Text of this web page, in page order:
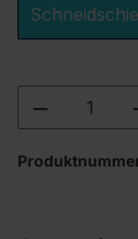
Produkt